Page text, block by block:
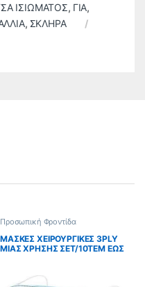
ΙΣΙΩΜΑΤΟΣ, ΓΙΑ,
, ΣΚΛΗΡΑ
Προσωπική Φροντίδα
ΜΑΣΚΕΣ ΧΕΙΡΟΥΡΓΙΚΕΣ 3PLY
ΜΙΑΣ ΧΡΗΣΗΣ ΣΕΤ/10ΤΕΜ ΕΩΣ